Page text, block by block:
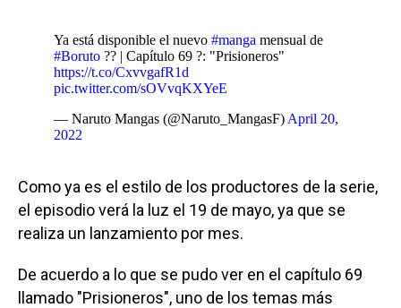
Ya está disponible el nuevo #manga mensual de
#Boruto ?? | Capítulo 69 ?: "Prisioneros"
https://t.co/CxvvgafR1d
pic.twitter.com/sOVvqKXYeE
— Naruto Mangas (@Naruto_MangasF) April 20,
2022
Como ya es el estilo de los productores de la serie,
el episodio verá la luz el 19 de mayo, ya que se
realiza un lanzamiento por mes.
De acuerdo a lo que se pudo ver en el capítulo 69
llamado "Prisioneros", uno de los temas más